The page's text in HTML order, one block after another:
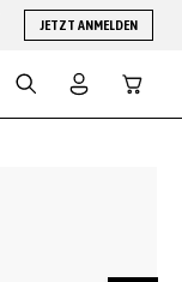
JETZT ANMELDEN